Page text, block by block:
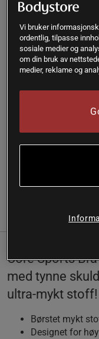
SKU #1876R | EAN
skulderstropper laget
Core Sports
med tynne
ultra-mykt stoff!
Børstet mykt
Designet for
Vi bruker
ordentlig, tilpasse
sosiale medier og
om din bruk av
medier, reklame og